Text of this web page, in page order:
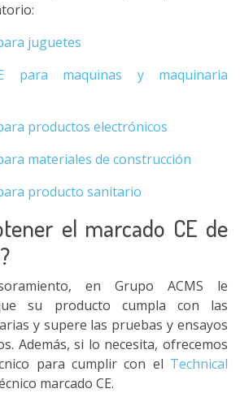
juguetes
para maquinas y maquinaria
productos electrónicos
materiales de construcción
producto sanitario
el marcado CE de
en Grupo ACMS le
su producto cumpla con las
y supere las pruebas y ensayos
Además, si lo necesita, ofrecemos
para cumplir con el Technical
marcado CE.